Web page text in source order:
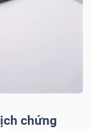
chứng